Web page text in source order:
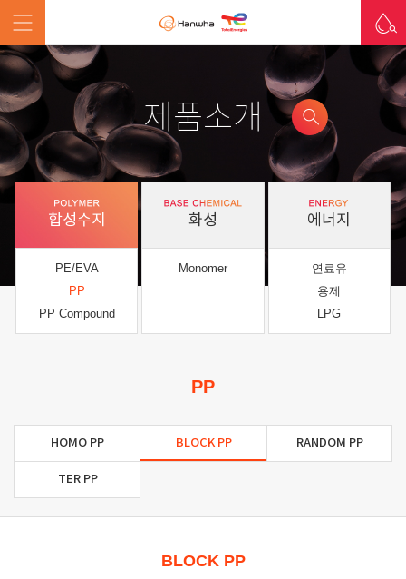
제품소개
합성수지
PE/EVA
PP
PP Compound
화성
Monomer
에너지
연료유
용제
LPG
PP
HOMO PP BLOCK PP RANDOM PP
TER PP
BLOCK PP